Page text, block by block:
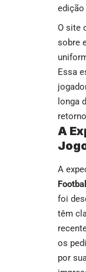
O site
sobre
Essa
longa
A
A
foi
têm
os
por